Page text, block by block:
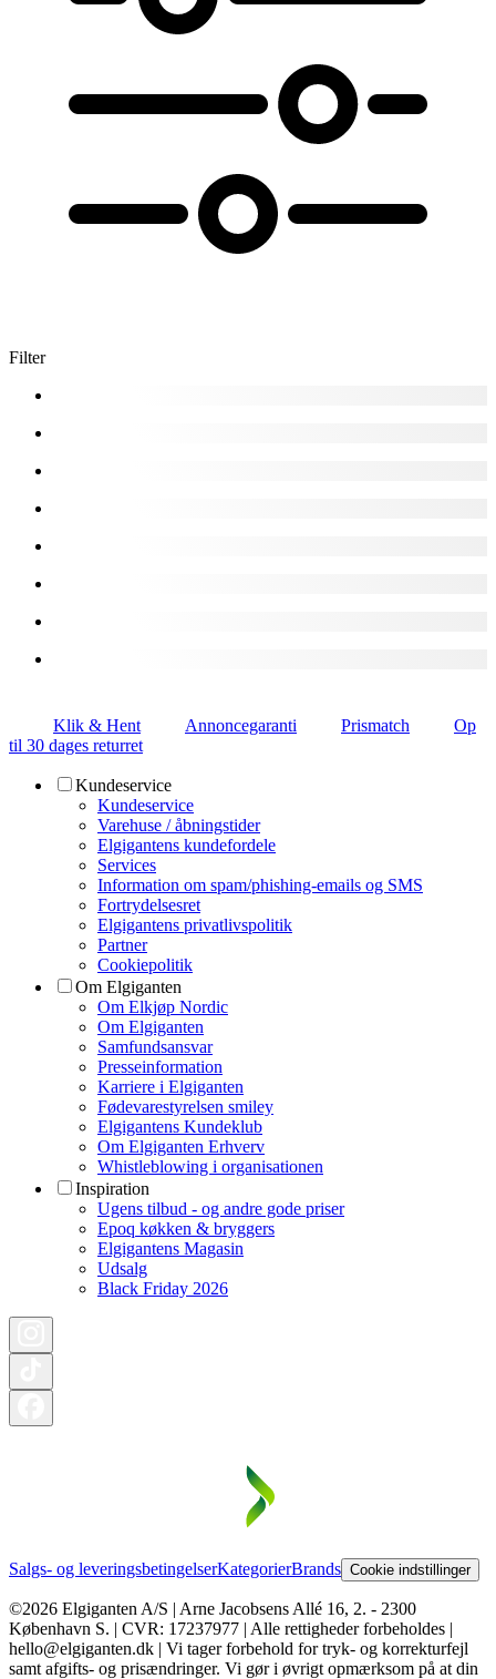
Filter
Klik & Hent Annoncegaranti Prismatch
Op
til 30 dages returret
Kundeservice
Kundeservice
Varehuse / åbningstider
Elgigantens kundefordele
Services
Information om spam/phishing-emails og SMS
Fortrydelsesret
Elgigantens privatlivspolitik
Partner
Cookiepolitik
Om Elgiganten
Om Elkjøp Nordic
Om Elgiganten
Samfundsansvar
Presseinformation
Karriere i Elgiganten
Fødevarestyrelsen smiley
Elgigantens Kundeklub
Om Elgiganten Erhverv
Whistleblowing i organisationen
Inspiration
Ugens tilbud - og andre gode priser
Epoq køkken & bryggers
Elgigantens Magasin
Udsalg
Black Friday 2026
Salgs- og leveringsbetingelserKategorierBrands Cookie indstillinger
©2026 Elgiganten A/S | Arne Jacobsens Allé 16, 2. - 2300
København S. | CVR: 17237977 | Alle rettigheder forbeholdes |
hello@elgiganten.dk | Vi tager forbehold for tryk- og korrekturfejl
samt afgifts- og prisændringer. Vi gør i øvrigt opmærksom på at din